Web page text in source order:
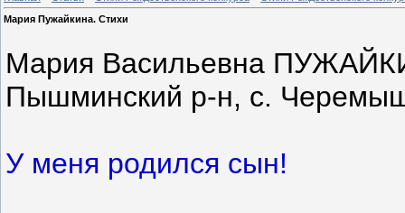
Мария Пужайкина. Стихи
Мария Васильевна
Пышминский р-н, с.
У меня родился сын!